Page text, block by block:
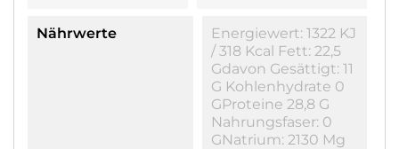
Nährwerte
Energiewert: 1322 KJ
/ 318 Kcal Fett: 22,5
Gdavon Gesättigt: 11
G Kohlenhydrate 0
GProteine 28,8 G
Nahrungsfaser: 0
GNatrium: 2130 Mg